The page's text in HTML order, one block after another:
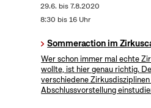
29.6. bis7.8.2020
8:30 bis 16 Uhr
Sommeraction im
Wer schon immer mal echte
wollte, ist hier genau richtig.
verschiedene
Abschlussvorstellung